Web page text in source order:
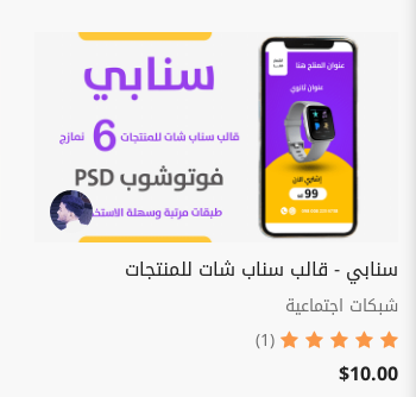
سنابي - قالب سناب شات للمنتجات
شبكات اجتماعية
(1)
$10.00